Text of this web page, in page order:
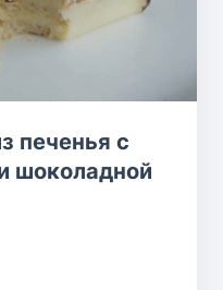
печенья с
шоколадной